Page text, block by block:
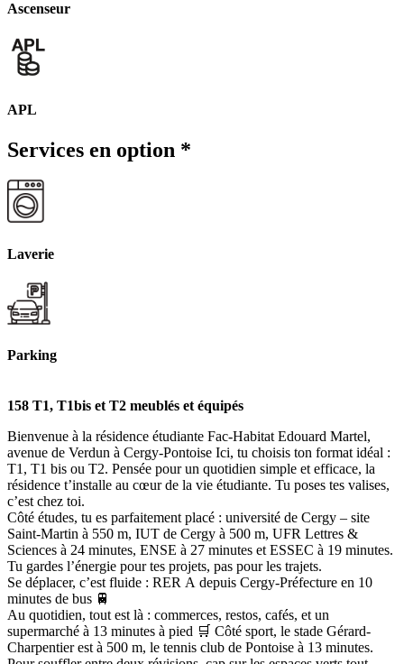
Ascenseur
APL
Services en option *
Laverie
Parking
158 T1, T1bis et T2 meublés et équipés
Bienvenue à la résidence étudiante Fac-Habitat Edouard Martel,
avenue de Verdun à Cergy-Pontoise Ici, tu choisis ton format idéal :
T1, T1 bis ou T2. Pensée pour un quotidien simple et efficace, la
résidence t’installe au cœur de la vie étudiante. Tu poses tes valises,
c’est chez toi.
Côté études, tu es parfaitement placé : université de Cergy – site
Saint-Martin à 550 m, IUT de Cergy à 500 m, UFR Lettres &
Sciences à 24 minutes, ENSE à 27 minutes et ESSEC à 19 minutes.
Tu gardes l’énergie pour tes projets, pas pour les trajets.
Se déplacer, c’est fluide : RER A depuis Cergy-Préfecture en 10
minutes de bus 🚆
Au quotidien, tout est là : commerces, restos, cafés, et un
supermarché à 13 minutes à pied 🛒 Côté sport, le stade Gérard-
Charpentier est à 500 m, le tennis club de Pontoise à 13 minutes.